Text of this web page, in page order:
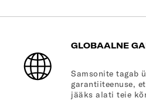
GLOBAALNE
Samsonite tagab
garantiiteenuse,
jääks alati teie